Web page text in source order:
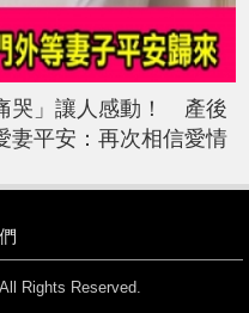
哭」讓人感動！ 產後
妻平安：再次相信愛情
Rights Reserved.